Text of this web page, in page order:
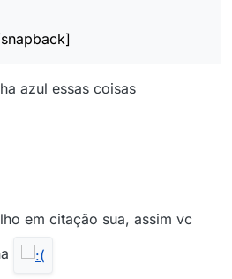
azul essas coisas
em citação sua, assim vc